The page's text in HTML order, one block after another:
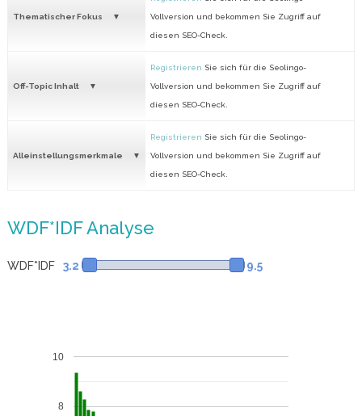
Thematischer Fokus Vollversion und bekommen Sie Zugriff auf
diesen SEO-Check.
Off-Topic Inhalt
Registrieren Sie sich für die Seolingo-
Vollversion und bekommen Sie Zugriff auf
diesen SEO-Check.
Alleinstellungsmerkmale
Registrieren Sie sich für die Seolingo-
Vollversion und bekommen Sie Zugriff auf
diesen SEO-Check.
WDF*IDF Analyse
WDF*IDF 3.2 9.5
8
10